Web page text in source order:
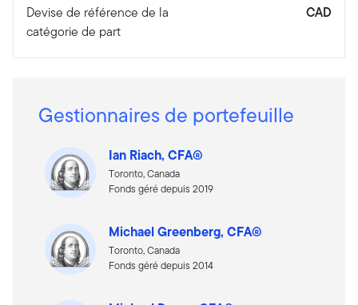
Devise de référence de la
catégorie de part
CAD
Gestionnaires de portefeuille
Ian Riach, CFA®
Toronto, Canada
Fonds géré depuis 2019
Michael Greenberg, CFA®
Toronto, Canada
Fonds géré depuis 2014